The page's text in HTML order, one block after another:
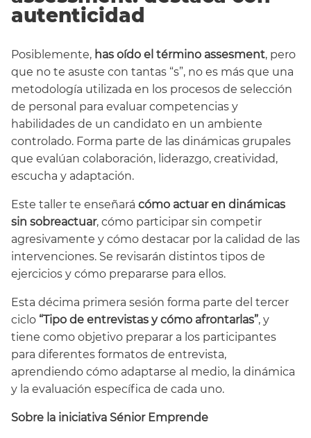
autenticidad
Posiblemente, has oído el término assesment, pero
que no te asuste con tantas “s”, no es más que una
metodología utilizada en los procesos de selección
de personal para evaluar competencias y
habilidades de un candidato en un ambiente
controlado. Forma parte de las dinámicas grupales
que evalúan colaboración, liderazgo, creatividad,
escucha y adaptación.
Este taller te enseñará cómo actuar en dinámicas
sin sobreactuar, cómo participar sin competir
agresivamente y cómo destacar por la calidad de las
intervenciones. Se revisarán distintos tipos de
ejercicios y cómo prepararse para ellos.
Esta décima primera sesión forma parte del tercer
ciclo “Tipo de entrevistas y cómo afrontarlas”, y
tiene como objetivo preparar a los participantes
para diferentes formatos de entrevista,
aprendiendo cómo adaptarse al medio, la dinámica
y la evaluación específica de cada uno.
Sobre la iniciativa Sénior Emprende